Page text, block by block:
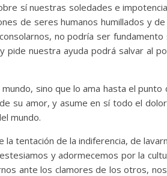
sí nuestras soledades e
de seres humanos humillados y
no podría ser
nuestra ayuda podrá salvar al
sino que lo ama hasta el punto
su amor, y asume en sí todo el
mundo.
tentación de la indiferencia, de
y adormecemos por la
ante los clamores de los otros,